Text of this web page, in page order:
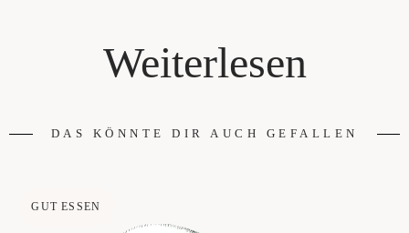
Weiterlesen
DAS KÖNNTE DIR AUCH GEFALLEN
GUT ESSEN